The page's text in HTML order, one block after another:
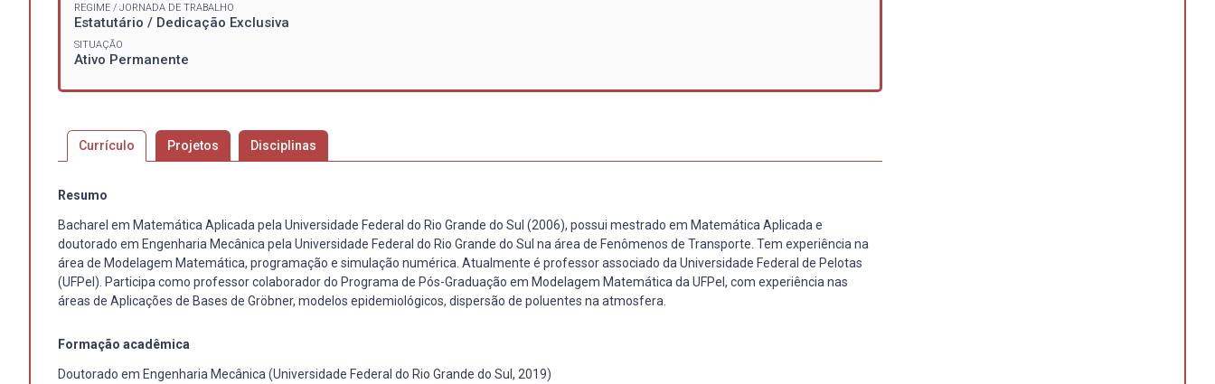
REGIME / JORNADA DE TRABALHO
Estatutário / Dedicação Exclusiva
SITUAÇÃO
Ativo Permanente
Currículo Projetos Disciplinas
Resumo
Bacharel em Matemática Aplicada pela Universidade Federal do Rio Grande do Sul (2006), possui mestrado em Matemática Aplicada e
doutorado em Engenharia Mecânica pela Universidade Federal do Rio Grande do Sul na área de Fenômenos de Transporte. Tem experiência na
área de Modelagem Matemática, programação e simulação numérica. Atualmente é professor associado da Universidade Federal de Pelotas
(UFPel). Participa como professor colaborador do Programa de Pós-Graduação em Modelagem Matemática da UFPel, com experiência nas
áreas de Aplicações de Bases de Gröbner, modelos epidemiológicos, dispersão de poluentes na atmosfera.
Formação acadêmica
Doutorado em Engenharia Mecânica (Universidade Federal do Rio Grande do Sul, 2019)